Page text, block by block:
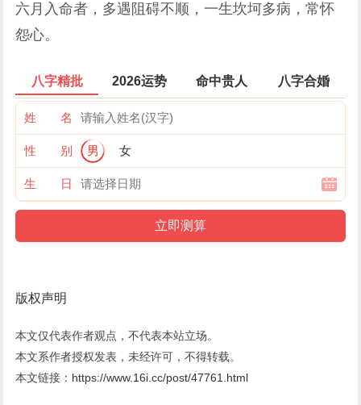
六月入命者，多遇阻碍不顺，一生坎坷多病，常怀
怨心。
八字精批 2026运势 命中贵人 八字合婚
姓 名
性 别 男 女
生 日
版权声明
本文仅代表作者观点，不代表本站立场。
本文系作者授权发表，未经许可，不得转载。
本文链接： https://www.16i.cc/post/47761.html